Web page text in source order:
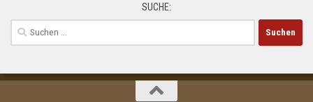
SUCHE:
Suchen
nach: